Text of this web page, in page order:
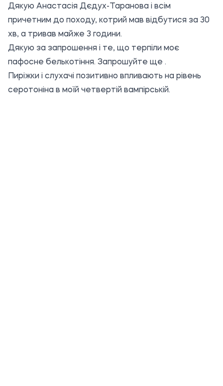
Дякую Анастасія Дєдух-Таранова і всім
причетним до походу, котрий мав відбутися за 30
хв, а тривав майже 3 години.
Дякую за запрошення і те, що терпіли моє
пафосне белькотіння. Запрошуйте ще .
Пиріжки і слухачі позитивно впливають на рівень
серотоніна в моїй четвертій вампірській.